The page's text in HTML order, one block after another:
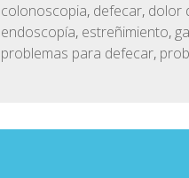
colonoscopia, defecar, dolor
endoscopía, estreñimiento,
problemas para defecar,